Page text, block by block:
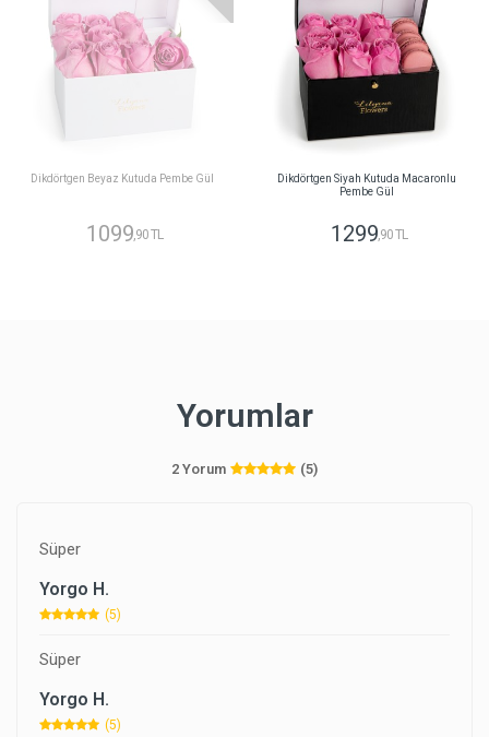
Dikdörtgen Beyaz Kutuda Pembe Gül
1099,90 TL
Dikdörtgen Siyah Kutuda Macaronlu
Pembe Gül
1299,90 TL
Yorumlar
2 Yorum (5)
Süper
Yorgo H.
(5)
Süper
Yorgo H.
(5)